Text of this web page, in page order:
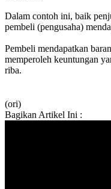
Dalam contoh ini, baik
pembeli (pengusaha)
Pembeli mendapatkan
memperoleh keuntungan
riba.
(ori)
Bagikan Artikel Ini :